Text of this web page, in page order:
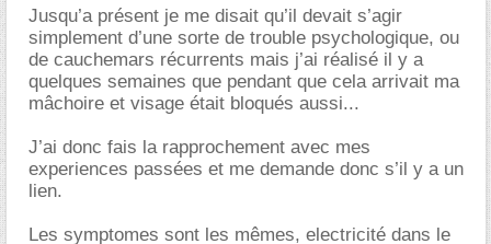
Jusqu’a présent je me disait qu’il devait s’agir
simplement d’une sorte de trouble psychologique, ou
de cauchemars récurrents mais j’ai réalisé il y a
quelques semaines que pendant que cela arrivait ma
mâchoire et visage était bloqués aussi...
J’ai donc fais la rapprochement avec mes
experiences passées et me demande donc s’il y a un
lien.
Les symptomes sont les mêmes, electricité dans le